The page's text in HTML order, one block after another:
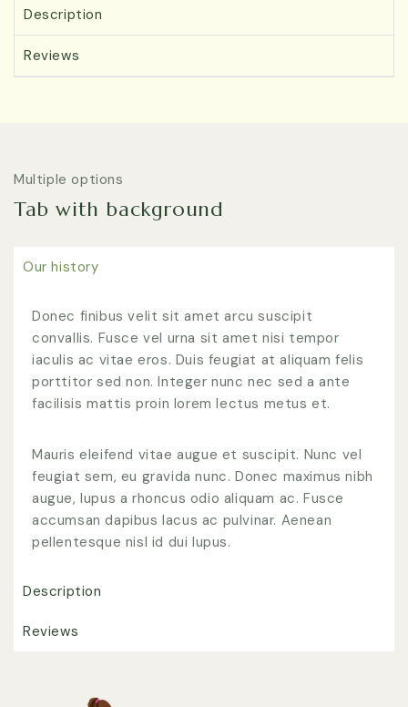
Description
Reviews
Multiple options
Tab with background
Our history
Donec finibus velit sit amet arcu suscipit
convallis. Fusce vel urna sit amet nisi tempor
iaculis ac vitae eros. Duis feugiat at aliquam felis
porttitor sed non. Integer nunc nec sed a ante
facilisis mattis proin lorem lectus metus et.
Mauris eleifend vitae augue et suscipit. Nunc vel
feugiat sem, eu gravida nunc. Donec maximus nibh
augue, lupus a rhoncus odio aliquam ac. Fusce
accumsan dapibus lacus ac pulvinar. Aenean
pellentesque nisl id dui lupus.
Description
Reviews